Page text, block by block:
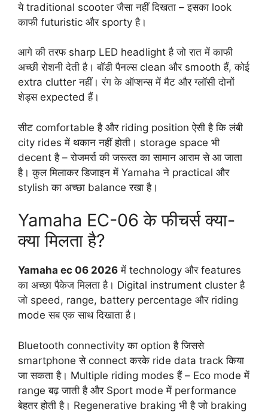
ये traditional scooter जैसा नहीं दिखता – इसका look
काफी futuristic और sporty है।
आगे की तरफ sharp LED headlight है जो रात में काफी
अच्छी रोशनी देती है। बॉडी पैनल्स clean और smooth हैं, कोई
extra clutter नहीं। रंग के ऑप्शन्स में मैट और ग्लॉसी दोनों
शेड्स expected हैं।
सीट comfortable है और riding position ऐसी है कि लंबी
city rides में थकान नहीं होती। storage space भी
decent है – रोजमर्रा की जरूरत का सामान आराम से आ जाता
है। कुल मिलाकर डिजाइन में Yamaha ने practical और
stylish का अच्छा balance रखा है।
Yamaha EC-06 के फीचर्स क्या-
क्या मिलता है?
Yamaha ec 06 2026 में technology और features
का अच्छा पैकेज मिलता है। Digital instrument cluster है
जो speed, range, battery percentage और riding
mode सब एक साथ दिखाता है।
Bluetooth connectivity का option है जिससे
smartphone से connect करके ride data track किया
जा सकता है। Multiple riding modes हैं – Eco mode में
range बढ़ जाती है और Sport mode में performance
बेहतर होती है। Regenerative braking भी है जो braking